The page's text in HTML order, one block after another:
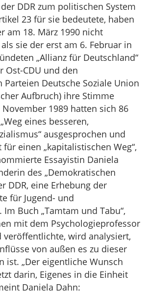
DDR zum politischen System
23 für sie bedeutete, haben
am 18. März 1990 nicht
sie der erst am 6. Februar in
„Allianz für Deutschland“
Ost-CDU und den
Parteien Deutsche Soziale Union
Aufbruch) ihre Stimme
1989 hatten sich 86
eines besseren,
ausgesprochen und
einen „kapitalistischen Weg“,
Essayistin Daniela
des „Demokratischen
DDR, eine Erhebung der
für Jugend- und
Buch „Tamtam und Tabu“,
mit dem Psychologieprofessor
veröffentlichte, wird analysiert,
von außen es zu dieser
ist. „Der eigentliche Wunsch
darin, Eigenes in die Einheit
Daniela Dahn: